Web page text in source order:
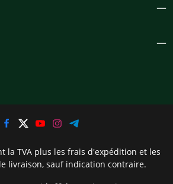
la TVA plus les frais d'expédition et les
livraison, sauf indication contraire.